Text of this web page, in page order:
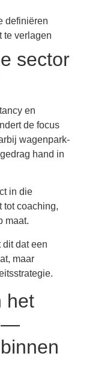
definiëren
te verlagen
sector
en
de focus
wagenpark-
hand in
in die
coaching,
maat.
dit dat een
maar
het
—